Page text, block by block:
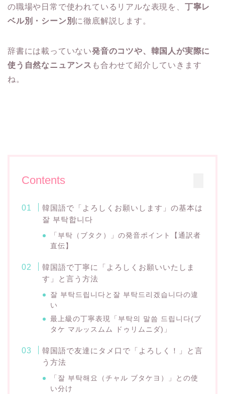
の職場や日常で使われているリアルな表現を、 丁寧レ
ベル別・シーン別 に徹底解説します。
辞書には載っていない発音のコツや、韓国人が実際に
使う自然なニュアンス も合わせて紹介していきます
ね。
Contents
韓国語で「よろしくお願いします」の基本は
잘 부탁합니다
「부탁（ブタク）」の発音ポイント【通訳者
直伝】
韓国語で丁寧に「よろしくお願いいたしま
す」と言う方法
잘 부탁드립니다と잘 부탁드리겠습니다の違
い
最上級の丁寧表現「부탁의 말씀 드립니다(ブ
タケ マルッスムム ドゥリムニダ)」
韓国語で友達にタメ口で「よろしく！」と言
う方法
「잘 부탁해요（チャル ブタケヨ）」との使
い分け